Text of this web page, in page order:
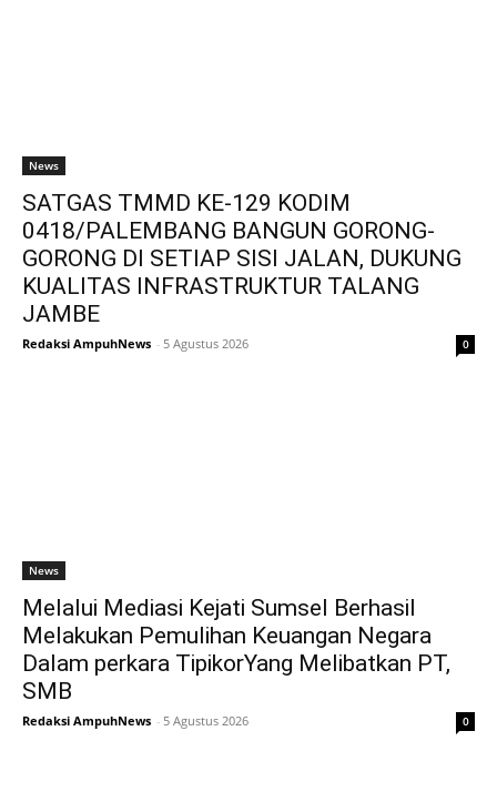
News
SATGAS TMMD KE-129 KODIM
0418/PALEMBANG BANGUN GORONG-
GORONG DI SETIAP SISI JALAN, DUKUNG
KUALITAS INFRASTRUKTUR TALANG
JAMBE
Redaksi AmpuhNews - 5 Agustus 2026 0
News
Melalui Mediasi Kejati Sumsel Berhasil
Melakukan Pemulihan Keuangan Negara
Dalam perkara TipikorYang Melibatkan PT,
SMB
Redaksi AmpuhNews - 5 Agustus 2026 0